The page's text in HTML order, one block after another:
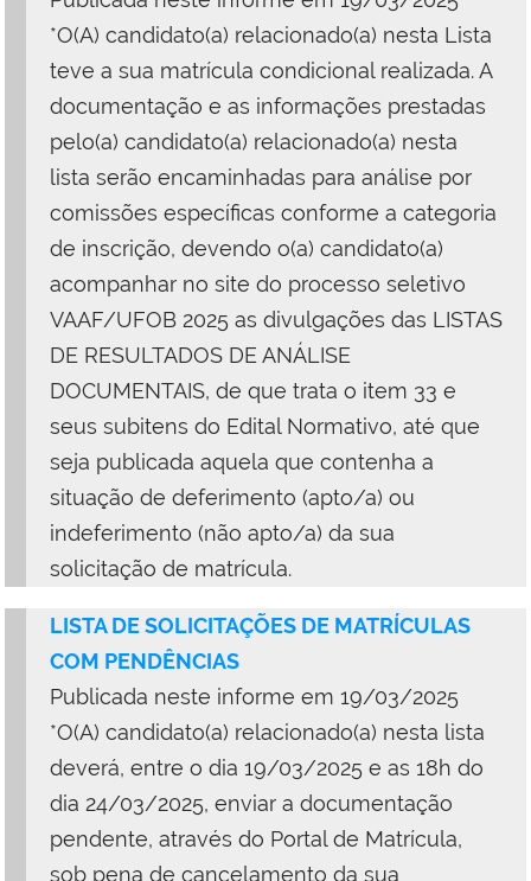
*O(A) candidato(a) relacionado(a) nesta Lista
teve a sua matrícula condicional realizada. A
documentação e as informações prestadas
pelo(a) candidato(a) relacionado(a) nesta
lista serão encaminhadas para análise por
comissões específicas conforme a categoria
de inscrição, devendo o(a) candidato(a)
acompanhar no site do processo seletivo
VAAF/UFOB 2025 as divulgações das LISTAS
DE RESULTADOS DE ANÁLISE
DOCUMENTAIS, de que trata o item 33 e
seus subitens do Edital Normativo, até que
seja publicada aquela que contenha a
situação de deferimento (apto/a) ou
indeferimento (não apto/a) da sua
solicitação de matrícula.
LISTA DE SOLICITAÇÕES DE MATRÍCULAS
COM PENDÊNCIAS
Publicada neste informe em 19/03/2025
*O(A) candidato(a) relacionado(a) nesta lista
deverá, entre o dia 19/03/2025 e as 18h do
dia 24/03/2025, enviar a documentação
pendente, através do Portal de Matrícula,
sob pena de cancelamento da sua